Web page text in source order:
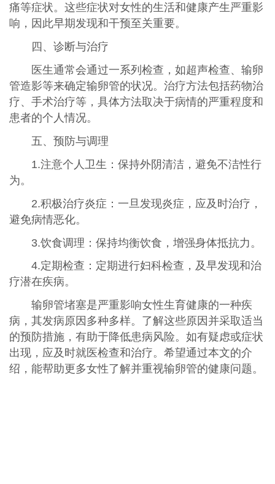
痛等症状。这些症状对女性的生活和健康产生严重影
响，因此早期发现和干预至关重要。
四、诊断与治疗
医生通常会通过一系列检查，如超声检查、输卵
管造影等来确定输卵管的状况。治疗方法包括药物治
疗、手术治疗等，具体方法取决于病情的严重程度和
患者的个人情况。
五、预防与调理
1.注意个人卫生：保持外阴清洁，避免不洁性行
为。
2.积极治疗炎症：一旦发现炎症，应及时治疗，
避免病情恶化。
3.饮食调理：保持均衡饮食，增强身体抵抗力。
4.定期检查：定期进行妇科检查，及早发现和治
疗潜在疾病。
输卵管堵塞是严重影响女性生育健康的一种疾
病，其发病原因多种多样。了解这些原因并采取适当
的预防措施，有助于降低患病风险。如有疑虑或症状
出现，应及时就医检查和治疗。希望通过本文的介
绍，能帮助更多女性了解并重视输卵管的健康问题。